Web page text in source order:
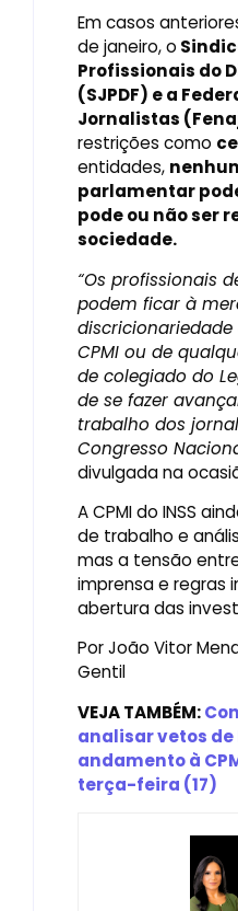
Em casos
de janeiro, o
Profissionais do
(SJPDF) e a
Jornalistas
restrições como
entidades,
parlamentar
pode ou não ser
sociedade.
“Os profissionais
podem ficar à
CPMI ou de
de colegiado do
de se fazer
trabalho dos
Congresso
divulgada na
A CPMI do INSS
de trabalho e
mas a tensão
imprensa e regras
abertura das
Por João Vitor
Gentil
VEJA TAMBÉM:
analisar vetos de
andamento à
terça-feira (17)